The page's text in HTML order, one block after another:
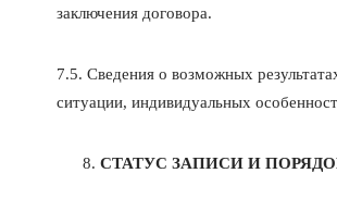
заключения договора.
7.5. Сведения о возможных
ситуации, индивидуальных
СТАТУС ЗАПИСИ И